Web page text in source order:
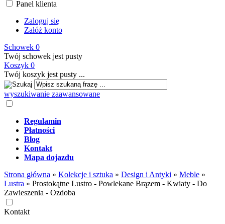
Panel klienta
Zaloguj się
Załóż konto
Schowek 0
Twój schowek jest pusty
Koszyk 0
Twój koszyk jest pusty ...
wyszukiwanie zaawansowane
Regulamin
Płatności
Blog
Kontakt
Mapa dojazdu
Strona główna » Kolekcje i sztuka » Design i Antyki » Meble »
Lustra » Prostokątne Lustro - Powlekane Brązem - Kwiaty - Do
Zawieszenia - Ozdoba
Kontakt